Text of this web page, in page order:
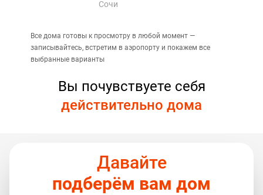
Сочи
Все дома готовы к просмотру в любой момент —
записывайтесь, встретим в аэропорту и покажем все
выбранные варианты
Вы почувствуете себя
действительно дома
Давайте
подберём вам дом